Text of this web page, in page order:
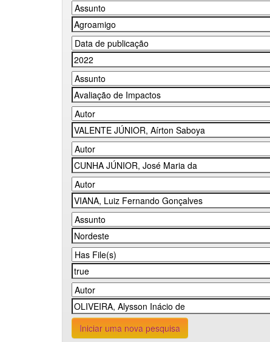
Iniciar uma nova pesquisa